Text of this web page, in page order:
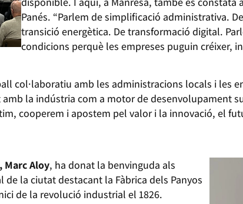
Panés. “Parlem de simplificació administrativa.
transició energètica. De transformació digital.
condicions perquè les empreses puguin créixer,
col·laboratiu amb les administracions locals i les
la indústria com a motor de desenvolupament
cooperem i apostem pel valor i la innovació, el
Marc Aloy, ha donat la benvinguda als
la ciutat destacant la Fàbrica dels Panyos
de la revolució industrial el 1826.